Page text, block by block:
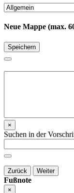
Neue Mappe (max.
Speichern
×
Suchen in der
Zurück Weiter
Fußnote
×